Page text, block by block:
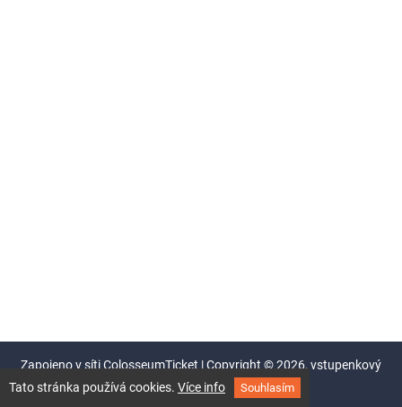
Tato stránka používá cookies. Více info Souhlasím
Zapojeno v sítiColosseumTicket |Copyright ©2026, vstupenkový
systém Colosseum